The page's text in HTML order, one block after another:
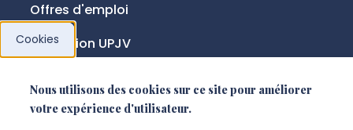
Offres d'emploi
Fondation UPJV
NOUS SUIVRE
Cookies
Nous utilisons des cookies sur ce site pour améliorer
votre expérience d'utilisateur.